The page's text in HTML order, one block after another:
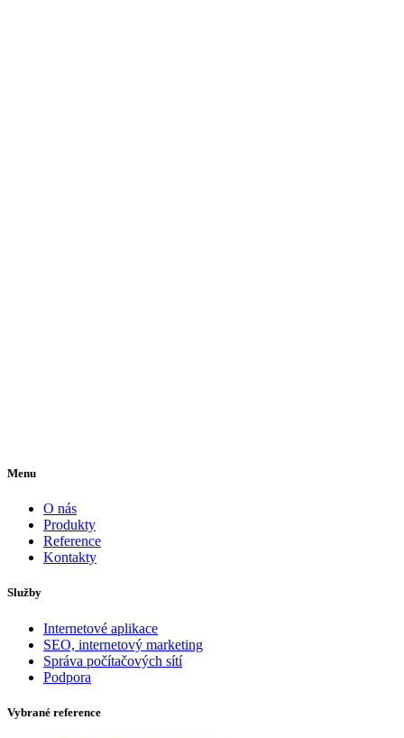
Menu
O nás
Produkty
Reference
Kontakty
Služby
Internetové aplikace
SEO, internetový marketing
Správa počítačových sítí
Podpora
Vybrané reference